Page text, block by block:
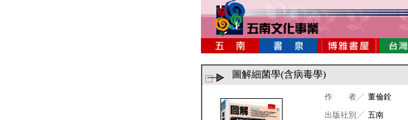
圖解細菌學(含病毒學)
作 者╱ 董倫銓
出版社別╱ 五南